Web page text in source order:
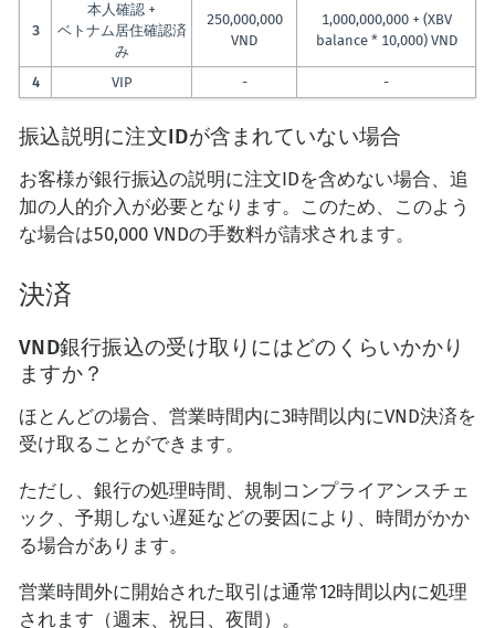
3
本人確認 +
ベトナム居住確認済
み
250,000,000
VND
1,000,000,000 + (XBV
balance * 10,000) VND
4 VIP - -
振込説明に注文IDが含まれていない場合
お客様が銀行振込の説明に注文IDを含めない場合、追
加の人的介入が必要となります。このため、このよう
な場合は50,000 VNDの手数料が請求されます。
決済
VND銀行振込の受け取りにはどのくらいかかり
ますか？
ほとんどの場合、営業時間内に3時間以内にVND決済を
受け取ることができます。
ただし、銀行の処理時間、規制コンプライアンスチェ
ック、予期しない遅延などの要因により、時間がかか
る場合があります。
営業時間外に開始された取引は通常12時間以内に処理
されます（週末、祝日、夜間）。